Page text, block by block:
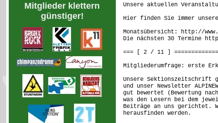
Mitglieder klettern
günstiger!
Unsere aktuellen
Hier finden Sie immer
Monatsübersicht: http://
Die nächsten 30 Termine
=== [ 2 / 11 ]
Mitgliederumfrage: erste
Unsere Sektionszeitschrift
und unser Newsletter
gut bewertet (Bewertung
was den Lesern bei dem
Beiträge an uns gerichtet.
herausfinden werden.